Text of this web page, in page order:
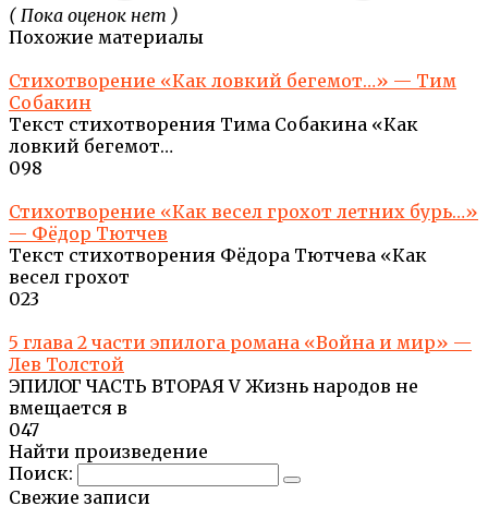
( Пока оценок нет )
Похожие материалы
Стихотворение «Как ловкий бегемот…» — Тим
Собакин
Текст стихотворения Тима Собакина «Как
ловкий бегемот…
098
Стихотворение «Как весел грохот летних бурь…»
— Фёдор Тютчев
Текст стихотворения Фёдора Тютчева «Как
весел грохот
023
5 глава 2 части эпилога романа «Война и мир» —
Лев Толстой
ЭПИЛОГ ЧАСТЬ ВТОРАЯ V Жизнь народов не
вмещается в
047
Найти произведение
Поиск:
Свежие записи